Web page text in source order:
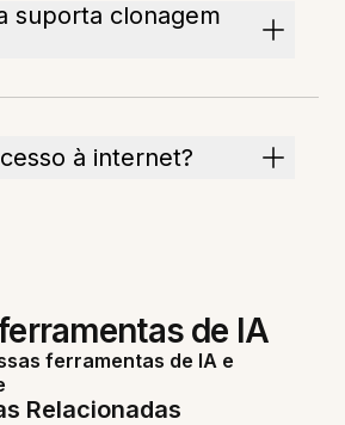
suporta clonagem
à internet?
de IA
ferramentas de IA e
Relacionadas